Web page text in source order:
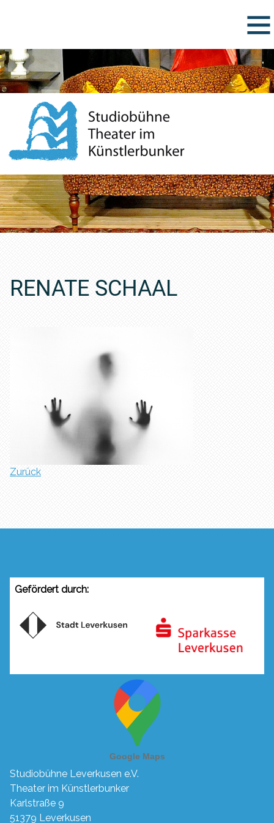
RENATE SCHAAL
Zurück
Gefördert durch:
Studiobühne Leverkusen e.V.
Theater im Künstlerbunker
Karlstraße 9
51379 Leverkusen